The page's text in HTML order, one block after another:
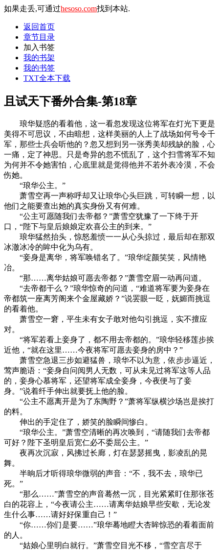
如果走丢,可通过hesoso.com找到本站.
返回首页
章节目录
加入书签
我的书架
我的书签
TXT全本下载
且试天下番外合集-第18章
琅华疑惑的看着他，这一看忽发现这位将军在灯光下更是
美得不可思议，不由暗想，这样美丽的人上了战场如何号令千
军，那些士兵会听他的？忽又想到另一张秀美却残缺的脸，心
一痛，定了神思。只是奇异的忽不慌乱了，这个扫雪将军不知
为何并不令她害怕，心底里就是觉得他并不若外表冷漠，不会
伤她。
“琅华公主。”
萧雪空再一声称呼却又让琅华心头巨跳，可转瞬一想，以
他们之能要查出她的真实身份又有何难。
“公主可愿随我们去帝都？”萧雪空犹豫了一下终于开
口，“陛下与皇后娘娘定欢喜公主的到来。”
琅华猛然抬头，惊怒羞愤一一从心头掠过，最后却在那双
冰澈冰冷的眸中化为乌有。
“妾身是离华，将军唤错名了。”琅华绽颜笑笑，风情艳
冶。
“那……离华姑娘可愿去帝都？”萧雪空眉一动再问道。
“去帝都干么？”琅华惊奇的问道，“难道将军要为妾身在
帝都筑一座离芳阁来个金屋藏娇？”说罢眼一眨，妩媚而挑逗
的看着他。
萧雪空一窘，平生未有女子敢对他勾引挑逗，实不擅应
对。
“将军若看上妾身了，都不用去帝都的。”琅华轻移莲步挨
近他，“就在这里……今夜将军可愿去妾身的房中？”
萧雪空急退三步如避猛兽，琅华不以为意，依步步逼近，
莺声脆语：“妾身自问阅男人无数，可从未见过将军这等人品
的，妾身心慕将军，还望将军成全妾身，今夜便与了妾
身。”说着纤手伸出就要抚上他的脸。
“公主不愿离开是为了东陶野？”萧将军纵横沙场岂是挨打
的料。
伸出的手定住了，娇笑的脸瞬间惨白。
“琅华公主。”萧雪空清晰的再次唤到，“请随我们去帝都
可好？陛下圣明皇后宽仁必不委屈公主。”
夜再次沉寂，风拂过长廊，灯在瑟瑟摇曳，影凌乱的晃
舞。
半晌后才听得琅华微弱的声音：“不，我不去，琅华已
死。”
“那么……”萧雪空的声音蓦然一沉，目光紧紧盯住那张苍
白的花容上，“今夜请公主……请离华姑娘早些安歇，无论发
生什么事……请好好保重自己！”
“你……你们是要……”琅华蓦地瞪大杏眸惊恐的看着面前
的人。
“姑娘心里明白就行。”萧雪空目光不移，“雪空言尽于